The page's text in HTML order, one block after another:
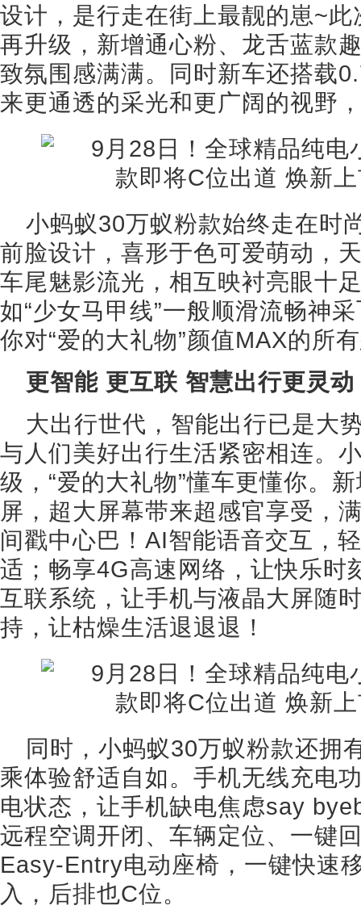
设计，是行走在街上最靓的崽~
再升级，新增通心粉、龙舌蓝款
致氛围感满满。同时新车还搭载
来更通透的采光和更广阔的视野
小蚂蚁30万蚁粉款始终走在时
前脸设计，喜形于色可爱萌动，
车尾魅影流光，相互映衬亮眼十
如“少女马甲线”一般顺滑流畅神
你对“爱的大礼物”颜值MAX的所
更智能 更互联 智慧出行更灵动
大出行世代，智能出行已是大
与人们美好出行生活紧密相连。
级，“爱的大礼物”懂车更懂你。
屏，超大屏幕带来超感官享受，
间戳中心巴！AI智能语音交互，
适；畅享4G高速网络，让快乐时
互联系统，让手机与液晶大屏随
持，让枯燥生活退退退！
同时，小蚂蚁30万蚁粉款还拥
乘体验舒适自如。手机无线充电
电状态，让手机缺电焦虑say
远程空调开闭、车辆定位、一键
Easy-Entry电动座椅，一键快速
入，后排也C位。